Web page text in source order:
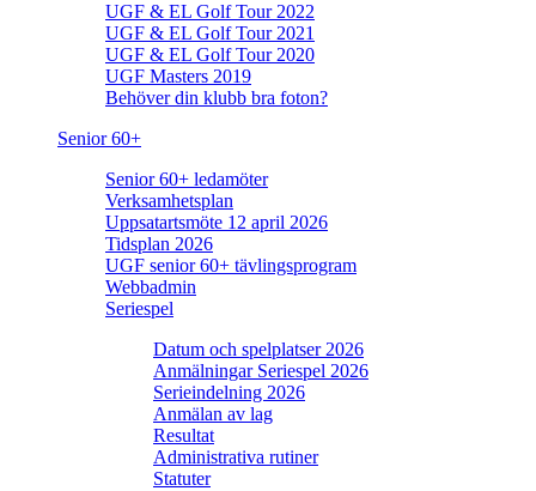
UGF & EL Golf Tour 2022
UGF & EL Golf Tour 2021
UGF & EL Golf Tour 2020
UGF Masters 2019
Behöver din klubb bra foton?
Senior 60+
Senior 60+ ledamöter
Verksamhetsplan
Uppsatartsmöte 12 april 2026
Tidsplan 2026
UGF senior 60+ tävlingsprogram
Webbadmin
Seriespel
Datum och spelplatser 2026
Anmälningar Seriespel 2026
Serieindelning 2026
Anmälan av lag
Resultat
Administrativa rutiner
Statuter